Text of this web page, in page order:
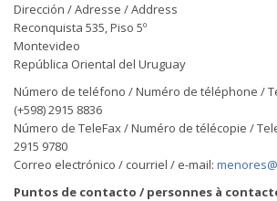
Dirección / Adresse / Address
Reconquista 535, Piso 5º
Montevideo
República Oriental del Uruguay
Número de teléfono / Numéro de téléphone /
(+598) 2915 8836
Número de TeleFax / Numéro de télécopie /
2915 9780
Correo electrónico / courriel / e-mail:
Puntos de contacto / personnes à